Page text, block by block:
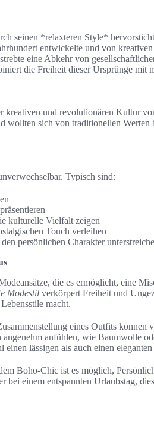
seinen *relaxteren Style*
entwickelte und von
eine Abkehr von
die Freiheit dieser Ursprünge mit
kreativen und revolutionären Kultur
wollten sich von traditionellen Werten
Typisch sind:
kulturelle Vielfalt zeigen
Touch verleihen
persönlichen Charakter
die es ermöglicht, eine
Modestil verkörpert Freiheit und
macht.
eines Outfits können
anfühlen, wie Baumwolle
lässigen als auch einen
Boho-Chic ist es möglich,
bei einem entspannten Urlaubstag,